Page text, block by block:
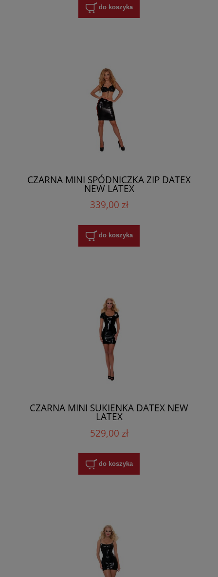
do koszyka
CZARNA MINI SPÓDNICZKA ZIP DATEX
NEW LATEX
339,00 zł
do koszyka
CZARNA MINI SUKIENKA DATEX NEW
LATEX
529,00 zł
do koszyka